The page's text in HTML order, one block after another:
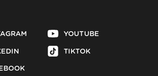
YOUTUBE
TIKTOK